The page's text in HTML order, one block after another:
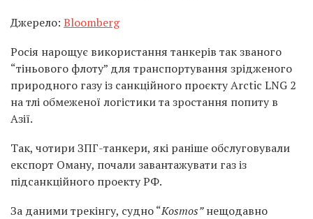
Джерело: Bloomberg
Росія нарощує використання танкерів так званого
“тіньового флоту” для транспортування зрідженого
природного газу із санкційного проєкту Arctic LNG 2
на тлі обмеженої логістики та зростання попиту в
Азії.
Так, чотири ЗПГ-танкери, які раніше обслуговували
експорт Оману, почали завантажувати газ із
підсанкційного проекту РФ.
За даними трекінгу, судно “Kosmos”нещодавно